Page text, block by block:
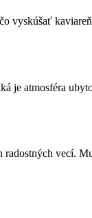
vyskúšať
je atmosféra
vecí.